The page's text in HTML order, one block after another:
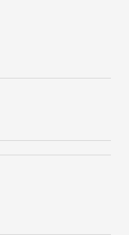
kes
humoorikast